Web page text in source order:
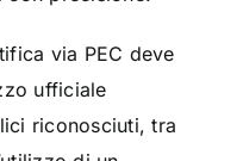
via PEC deve
ufficiale
riconosciuti, tra